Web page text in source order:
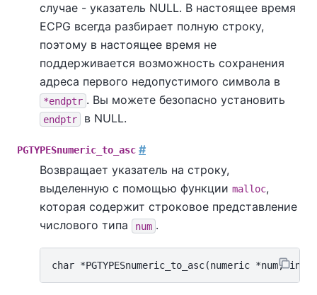
случае - указатель NULL. В настоящее время
ECPG всегда разбирает полную строку,
поэтому в настоящее время не
поддерживается возможность сохранения
адреса первого недопустимого символа в
*endptr . Вы можете безопасно установить
endptr в NULL.
PGTYPESnumeric_to_asc #
Возвращает указатель на строку,
выделенную с помощью функции malloc,
которая содержит строковое представление
числового типа
num .